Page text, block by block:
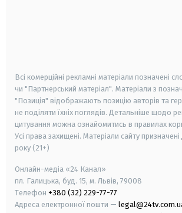
Всі комерційні рекламні матеріали позначені
чи "Партнерський матеріал". Матеріали з
"Позиція" відображають позицію авторів та
не поділяти їхніх поглядів. Детальніше щодо
цитування можна ознайомитись в правилах
Усі права захищені. Матеріали сайту
року (21+)
Онлайн-медіа «24 Канал»
пл. Галицька, буд. 15, м. Львів, 79008
Телефон +380 (32) 229-77-77
Адреса електронної пошти —